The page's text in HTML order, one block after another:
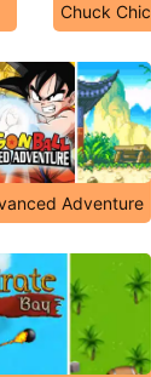
Chuck
Adventure